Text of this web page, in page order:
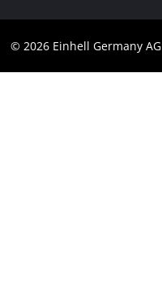
© 2026 Einhell Germany AG